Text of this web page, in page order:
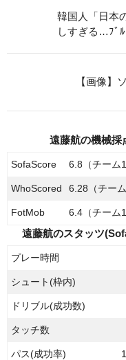
韓国人「日本
しすぎる…ﾌﾞﾙ
【画像
遠藤航の機械採
SofaScore 6.8（チーム
WhoScored 6.28（チーム
FotMob 6.4（チーム
遠藤航のスタッツ
プレー時間
シュート(枠内)
ドリブル(成功数)
タッチ数
パス(成功率)